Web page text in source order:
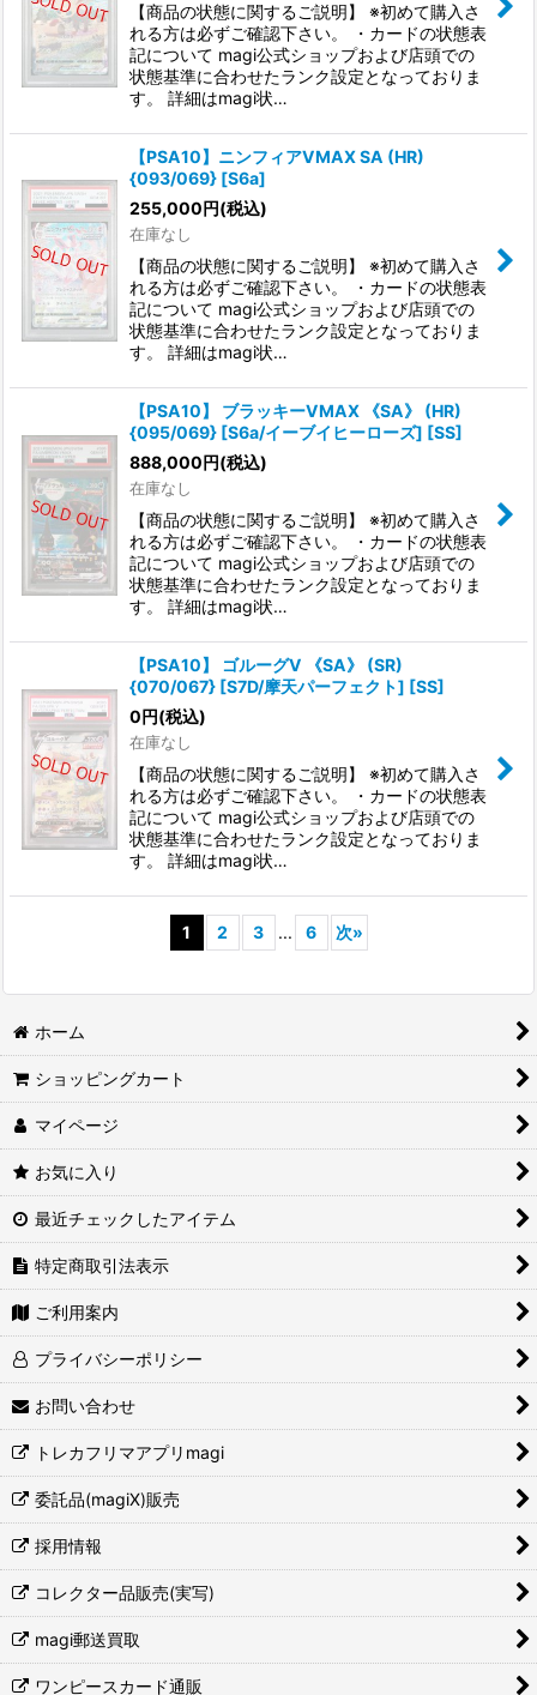
【商品の状態に関するご説明】 ※初めて購入さ
れる方は必ずご確認下さい。 ・カードの状態表
記について magi公式ショップおよび店頭での
状態基準に合わせたランク設定となっておりま
す。 詳細はmagi状…
【PSA10】ニンフィアVMAX SA (HR)
{093/069} [S6a]
255,000円(税込)
在庫なし
【商品の状態に関するご説明】 ※初めて購入さ
れる方は必ずご確認下さい。 ・カードの状態表
記について magi公式ショップおよび店頭での
状態基準に合わせたランク設定となっておりま
す。 詳細はmagi状…
【PSA10】 ブラッキーVMAX 《SA》 (HR)
{095/069} [S6a/イーブイヒーローズ] [SS]
888,000円(税込)
在庫なし
【商品の状態に関するご説明】 ※初めて購入さ
れる方は必ずご確認下さい。 ・カードの状態表
記について magi公式ショップおよび店頭での
状態基準に合わせたランク設定となっておりま
す。 詳細はmagi状…
【PSA10】 ゴルーグV 《SA》 (SR)
{070/067} [S7D/摩天パーフェクト] [SS]
0円(税込)
在庫なし
【商品の状態に関するご説明】 ※初めて購入さ
れる方は必ずご確認下さい。 ・カードの状態表
記について magi公式ショップおよび店頭での
状態基準に合わせたランク設定となっておりま
す。 詳細はmagi状…
1 2 3 ... 6 次»
ホーム
ショッピングカート
マイページ
お気に入り
最近チェックしたアイテム
特定商取引法表示
ご利用案内
プライバシーポリシー
お問い合わせ
トレカフリマアプリmagi
委託品(magiX)販売
採用情報
コレクター品販売(実写)
magi郵送買取
ワンピースカード通販